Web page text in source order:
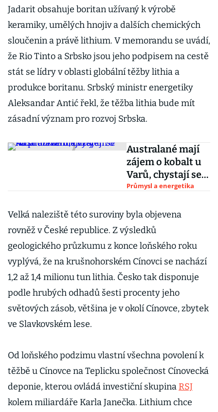
Jadarit obsahuje boritan užívaný k výrobě
keramiky, umělých hnojiv a dalších chemických
sloučenin a právě lithium. V memorandu se uvádí,
že Rio Tinto a Srbsko jsou jeho podpisem na cestě
stát se lídry v oblasti globální těžby lithia a
produkce boritanu. Srbský ministr energetiky
Aleksandar Antić řekl, že těžba lithia bude mít
zásadní význam pro rozvoj Srbska.
Australané mají
zájem o kobalt u
Varů, chystají se
na průzkumné
Průmysl a energetika
Velká naleziště této suroviny byla objevena
rovněž v České republice. Z výsledků
geologického průzkumu z konce loňského roku
vyplývá, že na krušnohorském Cínovci se nachází
1,2 až 1,4 milionu tun lithia. Česko tak disponuje
podle hrubých odhadů šesti procenty jeho
světových zásob, většina je v okolí Cínovce, zbytek
ve Slavkovském lese.
Od loňského podzimu vlastní všechna povolení k
těžbě u Cínovce na Teplicku společnost Cínovecká
deponie, kterou ovládá investiční skupina RSJ
kolem miliardáře Karla Janečka. Lithium chce